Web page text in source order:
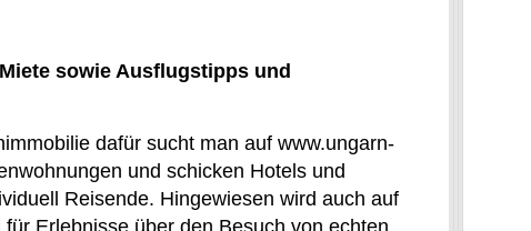
sowie Ausflugstipps und
dafür sucht man auf www.ungarn-
und schicken Hotels und
Reisende. Hingewiesen wird auch auf
Erlebnisse über den Besuch von echten